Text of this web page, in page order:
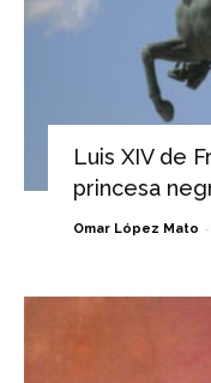
Luis XIV de
princesa
Omar López Mato -